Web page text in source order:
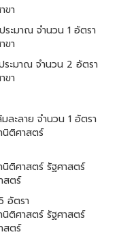
ขา
ระมาณ จำนวน 1 อัตรา
ขา
ระมาณ จำนวน 2 อัตรา
ขา
ละลาย จำนวน 1 อัตรา
ติศาสตร์
ติศาสตร์ รัฐศาสตร์
สตร์
อัตรา
ติศาสตร์ รัฐศาสตร์
สตร์